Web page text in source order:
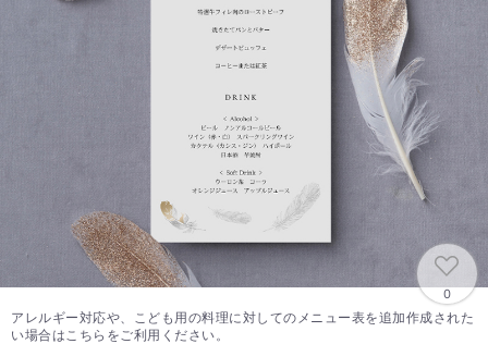
0
アレルギー対応や、こども用の料理に対してのメニュー表を追加作成された
い場合はこちらをご利用ください。